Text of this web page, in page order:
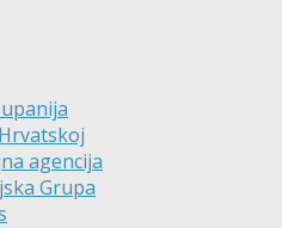
agencija
Grupa